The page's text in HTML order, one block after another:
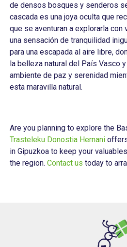
de densos bosques y senderos
cascada es una joya oculta que
que se aventuran a explorarla
una sensación de tranquilidad
para una escapada al aire libre,
la belleza natural del País Vasco
ambiente de paz y serenidad
esta maravilla natural.
Are you planning to explore the
Trasteleku Donostia Hernani
in Gipuzkoa to keep your
the region. Contact us today to